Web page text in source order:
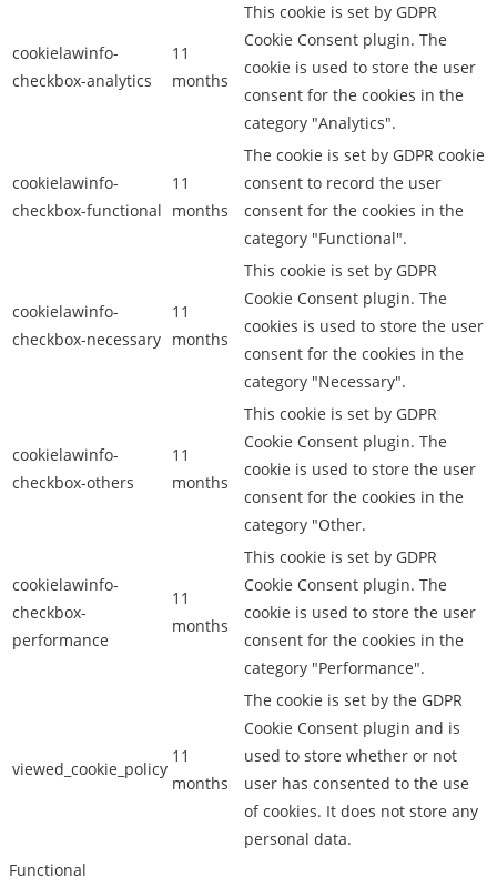
cookielawinfo-
checkbox-analytics
11
months
This cookie is set by GDPR
Cookie Consent plugin. The
cookie is used to store the user
consent for the cookies in the
category "Analytics".
cookielawinfo-
checkbox-functional
11
months
The cookie is set by GDPR cookie
consent to record the user
consent for the cookies in the
category "Functional".
cookielawinfo-
checkbox-necessary
11
months
This cookie is set by GDPR
Cookie Consent plugin. The
cookies is used to store the user
consent for the cookies in the
category "Necessary".
cookielawinfo-
checkbox-others
11
months
This cookie is set by GDPR
Cookie Consent plugin. The
cookie is used to store the user
consent for the cookies in the
category "Other.
cookielawinfo-
checkbox-
performance
11
months
This cookie is set by GDPR
Cookie Consent plugin. The
cookie is used to store the user
consent for the cookies in the
category "Performance".
viewed_cookie_policy
11
months
The cookie is set by the GDPR
Cookie Consent plugin and is
used to store whether or not
user has consented to the use
of cookies. It does not store any
personal data.
Functional